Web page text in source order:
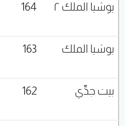
يوشيا الملك ٢
164
يوشيا الملك
163
بيت جدِّي
162